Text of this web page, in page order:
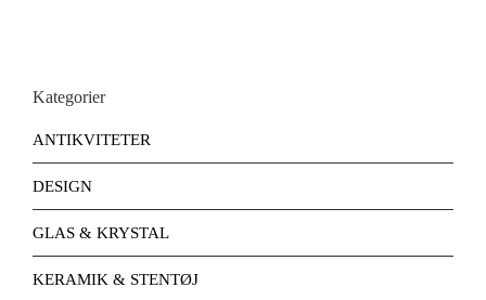
Kategorier
ANTIKVITETER
DESIGN
GLAS & KRYSTAL
KERAMIK & STENTØJ